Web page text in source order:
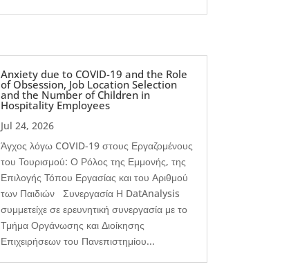
Anxiety due to COVID-19 and the Role
of Obsession, Job Location Selection
and the Number of Children in
Hospitality Employees
Jul 24, 2026
Άγχος λόγω COVID-19 στους Εργαζομένους
του Τουρισμού: Ο Ρόλος της Εμμονής, της
Επιλογής Τόπου Εργασίας και του Αριθμού
των Παιδιών Συνεργασία Η DatAnalysis
συμμετείχε σε ερευνητική συνεργασία με το
Τμήμα Οργάνωσης και Διοίκησης
Επιχειρήσεων του Πανεπιστημίου...